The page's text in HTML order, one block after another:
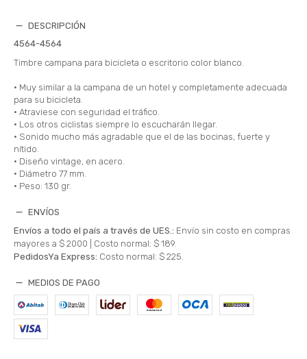
DESCRIPCIÓN
4564-4564
Timbre campana para bicicleta o escritorio color blanco.
• Muy similar a la campana de un hotel y completamente adecuada
para su bicicleta.
• Atraviese con seguridad el tráfico.
• Los otros ciclistas siempre lo escucharán llegar.
• Sonido mucho más agradable que el de las bocinas, fuerte y
nítido.
• Diseño vintage, en acero.
• Diámetro 77 mm.
• Peso: 130 gr.
ENVÍOS
Envíos a todo el país a través de UES.: Envío sin costo en compras
mayores a $ 2000 | Costo normal: $ 189.
PedidosYa Express: Costo normal: $ 225.
MEDIOS DE PAGO